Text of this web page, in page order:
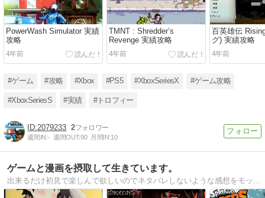
PowerWash Simulator 実績
攻略
4年前
TMNT : Shredder’s
Revenge 実績攻略
4年前
百英雄伝
グ) 実績攻略
4年前
#ゲーム #攻略 #Xbox #PS5 #XboxSeriesX #ゲーム攻略
#XboxSeriesS #実績 #トロフィー
2079233 2
週間IN:- 週間OUT:90 月間IN:10
ゲームと漫画を摂取して生きています。